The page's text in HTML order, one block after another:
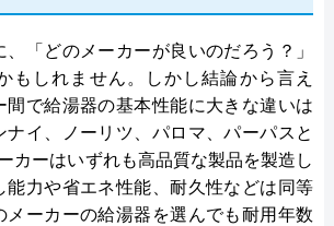
「どのメーカーが良いのだろう？」
もしれません。しかし結論から言え
間で給湯器の基本性能に大きな違いは
ナイ、ノーリツ、パロマ、パーパスと
カーはいずれも高品質な製品を製造し
能力や省エネ性能、耐久性などは同等
メーカーの給湯器を選んでも耐用年数